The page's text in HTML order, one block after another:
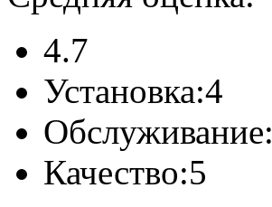
4.7
Установка:4
Обслуживание:
Качество:5